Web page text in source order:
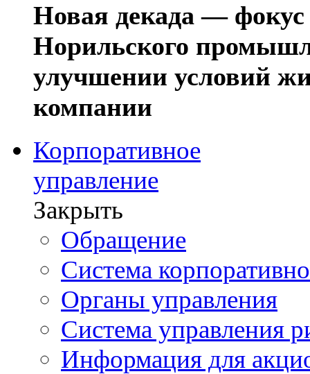
Новая декада — фокус
Норильского
улучшении условий
компании
Корпоративное
управление
Закрыть
Обращение
Система
Органы управления
Система управления
Информация для